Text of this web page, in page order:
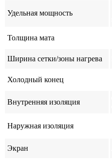
Удельная мощность
Толщина мата
Ширина сетки/зоны нагрева
Холодный конец
Внутренняя изоляция
Наружная изоляция
Экран